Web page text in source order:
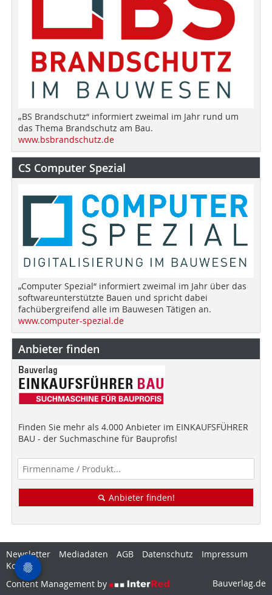
„BS Brandschutz“ informiert zweimal im Jahr rund um
das Thema Brandschutz am Bau.
www.bsbrandschutz.de
CS Computer Spezial
„Computer Spezial“ informiert zweimal im Jahr über das
softwareunterstützte Bauen und spricht dabei
fachübergreifend alle im Bauwesen Tätigen an.
www.computer-spezial.de
Anbieter finden
Finden Sie mehr als 4.000 Anbieter im EINKAUFSFÜHRER
BAU - der Suchmaschine für Bauprofis!
Anbieter finden!
Newsletter Mediadaten AGB Datenschutz
Impressum
Kontakt
Content Management by
Bauverlag.de